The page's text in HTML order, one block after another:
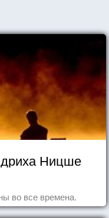
Ницше
во все времена.